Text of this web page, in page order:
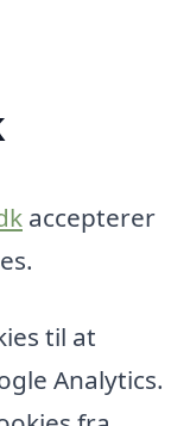
accepterer
til at
Analytics.